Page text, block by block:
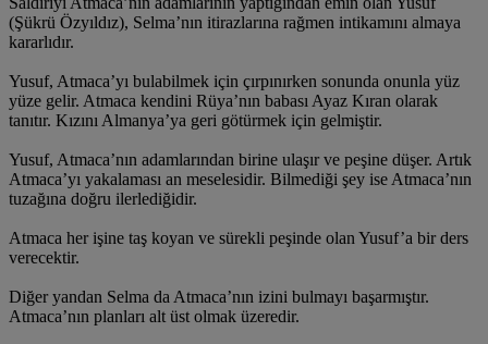
(Şükrü Özyıldız), Selma’nın itirazlarına rağmen intikamını almaya
kararlıdır.
Yusuf, Atmaca’yı bulabilmek için çırpınırken sonunda onunla yüz
yüze gelir. Atmaca kendini Rüya’nın babası Ayaz Kıran olarak
tanıtır. Kızını Almanya’ya geri götürmek için gelmiştir.
Yusuf, Atmaca’nın adamlarından birine ulaşır ve peşine düşer. Artık
Atmaca’yı yakalaması an meselesidir. Bilmediği şey ise Atmaca’nın
tuzağına doğru ilerlediğidir.
Atmaca her işine taş koyan ve sürekli peşinde olan Yusuf’a bir ders
verecektir.
Diğer yandan Selma da Atmaca’nın izini bulmayı başarmıştır.
Atmaca’nın planları alt üst olmak üzeredir.